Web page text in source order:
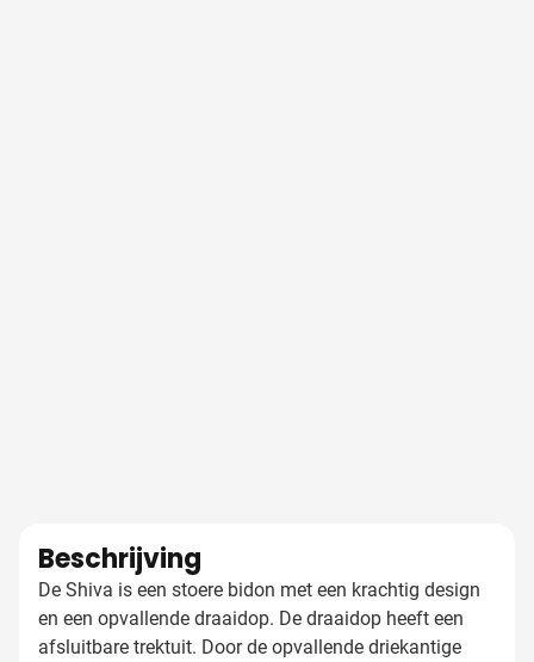
Beschrijving
De Shiva is een stoere bidon met een krachtig design
en een opvallende draaidop. De draaidop heeft een
afsluitbare trektuit. Door de opvallende driekantige